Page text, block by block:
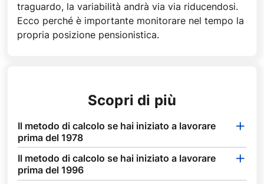
traguardo, la variabilità andrà via via riducendosi.
Ecco perché è importante monitorare nel tempo la
propria posizione pensionistica.
Scopri di più
Il metodo di calcolo se hai iniziato a lavorare
prima del 1978
Il metodo di calcolo se hai iniziato a lavorare
prima del 1996